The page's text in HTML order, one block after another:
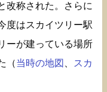
改称された。さらに
度はスカイツリー駅
ーが建っている場所
（当時の地図
スカ